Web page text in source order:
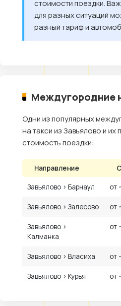
стоимости поездки.
для разных ситуаций
разный тариф и
Междугородние
Одни из популярных
на такси из Завьялово и их
стоимость поездки:
Направление
Завьялово › Барнаул от
Завьялово › Залесово от
Завьялово ›
Калманка
от
Завьялово › Власиха от
Завьялово › Курья от